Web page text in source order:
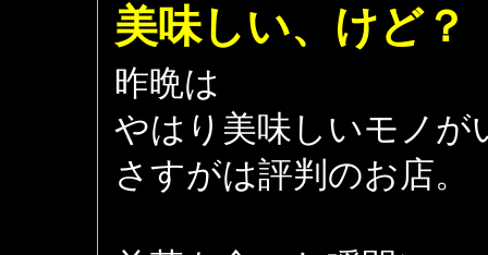
美味しい、けど？
昨晩は
やはり美味しいモノが
さすがは評判のお店。